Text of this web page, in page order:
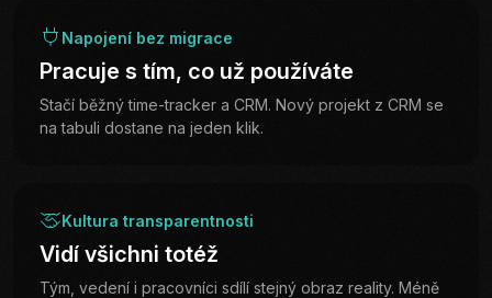
Napojení bez migrace
Pracuje s tím, co už používáte
Stačí běžný time-tracker a CRM. Nový projekt z CRM se
na tabuli dostane na jeden klik.
Kultura transparentnosti
Vidí všichni totéž
Tým, vedení i pracovníci sdílí stejný obraz reality. Méně